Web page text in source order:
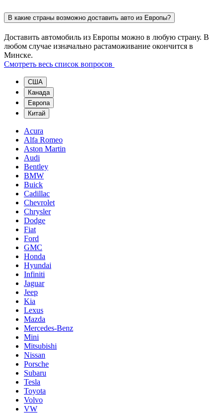
В какие страны возможно доставить авто из Европы?
Доставить автомобиль из Европы можно в любую страну. В
любом случае изначально растаможивание окончится в
Минске.
Смотреть весь список вопросов
США
Канада
Европа
Китай
Acura
Alfa Romeo
Aston Martin
Audi
Bentley
BMW
Buick
Cadillac
Chevrolet
Chrysler
Dodge
Fiat
Ford
GMC
Honda
Hyundai
Infiniti
Jaguar
Jeep
Kia
Lexus
Mazda
Mercedes-Benz
Mini
Mitsubishi
Nissan
Porsche
Subaru
Tesla
Toyota
Volvo
VW